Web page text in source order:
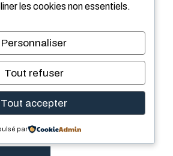
nom, mon e-mail et mon site
pour mon prochain
les cookies non essentiels.
Personnaliser
Tout refuser
Tout accepter
par